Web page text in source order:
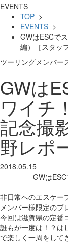
EVENTS
TOP >
EVENTS >
GWはESCで
編）［スタッ
ツーリング メンバー
GWは
ワイチ
記念撮
野レポ
2018.05.15
GWは
非日常へのエスケー
メンバー様限定のプ
今回は滋賀県の定番
誰もが一度は！？は
で楽しく一周をして